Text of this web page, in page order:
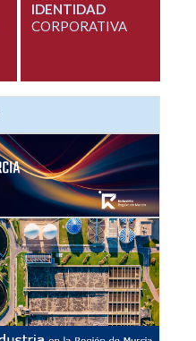
IDENTIDAD
CORPORATIVA